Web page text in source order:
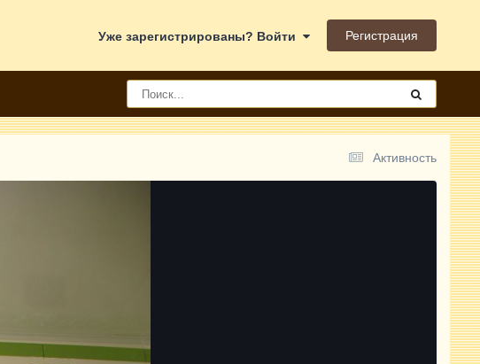
Уже зарегистрированы? Войти Регистрация
Активность